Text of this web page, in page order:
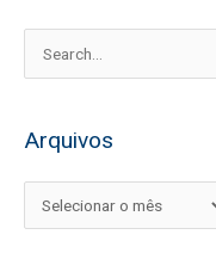
u
Arquivos